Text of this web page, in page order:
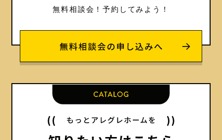
無料相談会！予約してみよう！